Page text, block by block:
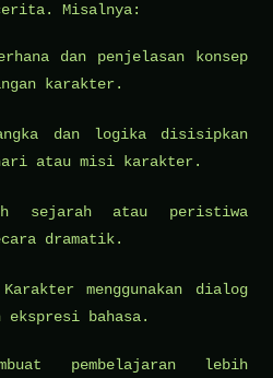
Misalnya:
dan penjelasan konsep
karakter.
dan logika disisipkan
atau misi karakter.
sejarah atau peristiwa
dramatik.
Karakter menggunakan dialog
ekspresi bahasa.
pembelajaran lebih